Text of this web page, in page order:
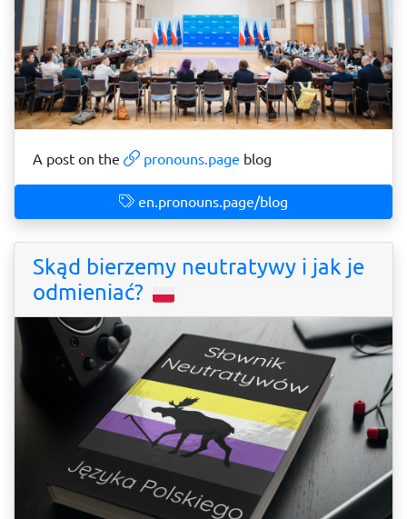
A post on the pronouns.page blog
en.pronouns.page/blog
Skąd bierzemy neutratywy i jak je
odmieniać?